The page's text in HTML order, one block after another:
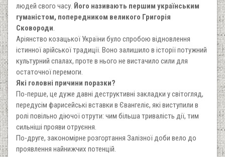
людей свого часу. Його називають першим українським
гуманістом, попередником великого Григорія
Сковороди.
Аріянство козацької України було спробою відновлення
істинної арійської традиції. Воно залишило в історії потужний
культурний спалах, проте в нього не вистачило сили для
остаточної перемоги.
Які головні причини поразки?
По-перше, це дуже давні деструктивні закладки у світогляд,
передусім фарисейські вставки в Євангеліє, які виступили в
ролі повільно діючої отрути: чим більша тривалість дії, тим
сильніші прояви отруєння.
По-друге, закономірне розгортання Залізної доби вело до
проявлення найнижчих потенцій.